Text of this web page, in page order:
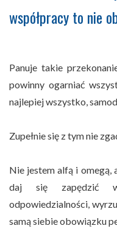
współpracy to nie
Panuje takie
powinny ogarniać
najlepiej wszystko,
Zupełnie się z tym nie
Nie jestem alfą i omegą,
daj się zapędzić
odpowiedzialności,
samą siebie obowiązku